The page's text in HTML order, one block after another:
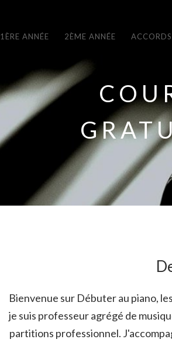
1ÈRE ANNÉE 2ÈME ANNÉE ACCORDS
Bienvenue sur Débuter au piano,
je suis professeur agrégé de
partitions professionnel.